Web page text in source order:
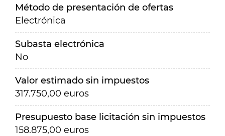
Método de presentación de ofertas
Electrónica
Subasta electrónica
No
Valor estimado sin impuestos
317.750,00 euros
Presupuesto base licitación sin impuestos
158.875,00 euros